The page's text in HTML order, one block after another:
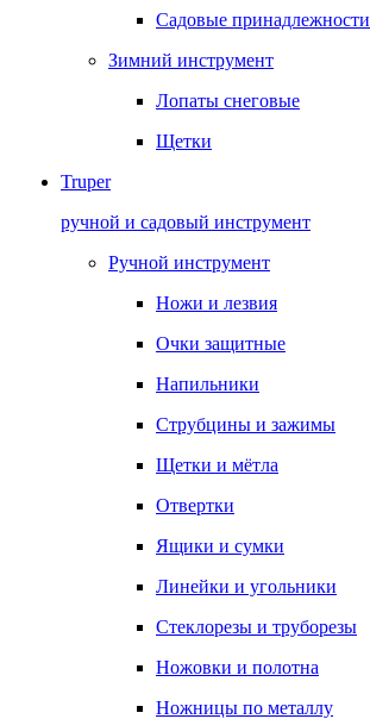
Садовые принадлежности
Зимний инструмент
Лопаты снеговые
Щетки
Truper
ручной и садовый инструмент
Ручной инструмент
Ножи и лезвия
Очки защитные
Напильники
Струбцины и зажимы
Щетки и мётла
Отвертки
Ящики и сумки
Линейки и угольники
Стеклорезы и труборезы
Ножовки и полотна
Ножницы по металлу